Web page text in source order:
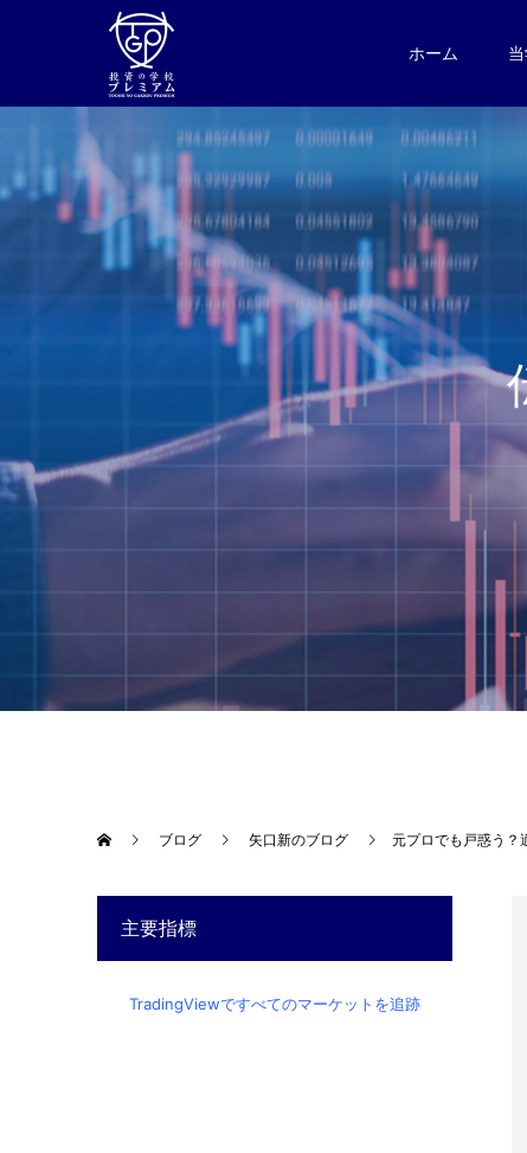
ホーム
ブログ 矢口新のブログ 元プロでも戸惑う？
主要指標
TradingViewですべてのマーケットを追跡